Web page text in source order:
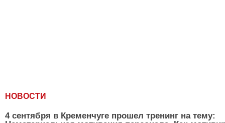
НОВОСТИ
4 сентября в Кременчуге прошел тренинг на тему: